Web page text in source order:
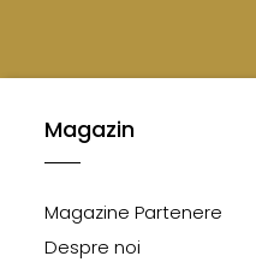
Magazin
Magazine Partenere
Despre noi